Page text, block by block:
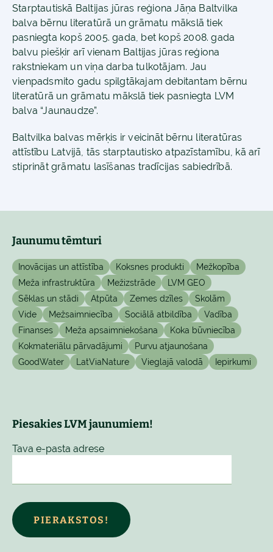
Starptautiskā Baltijas jūras reģiona Jāņa Baltvilka
balva bērnu literatūrā un grāmatu mākslā tiek
pasniegta kopš 2005. gada, bet kopš 2008. gada
balvu piešķir arī vienam Baltijas jūras reģiona
rakstniekam un viņa darba tulkotājam. Jau
vienpadsmito gadu spilgtākajam debitantam bērnu
literatūrā un grāmatu mākslā tiek pasniegta LVM
balva “Jaunaudze”.
Baltvilka balvas mērķis ir veicināt bērnu literatūras
attīstību Latvijā, tās starptautisko atpazīstamību, kā arī
stiprināt grāmatu lasīšanas tradīcijas sabiedrībā.
Jaunumu tēmturi
Inovācijas un attīstība Koksnes produkti
Mežkopība
Meža infrastruktūra
Mežizstrāde
LVM GEO
Sēklas un stādi
Atpūta Zemes dzīles
Skolām
Vide
Mežsaimniecība Sociālā atbildība
Vadība
Finanses
Meža apsaimniekošana
Koka būvniecība
Kokmateriālu pārvadājumi
Purvu atjaunošana
GoodWater
LatViaNature Vieglajā valodā Iepirkumi
Piesakies LVM jaunumiem!
Tava e-pasta adrese
PIERAKSTOS!